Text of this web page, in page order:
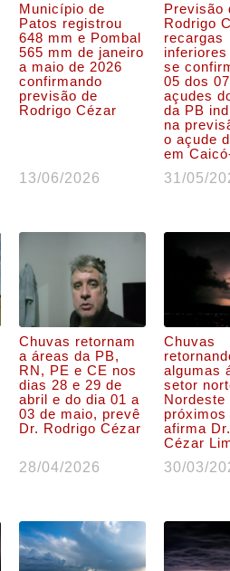
Município de
Patos registrou
648 mm e Pombal
565 mm de janeiro
a maio de 2026
confirmando
previsão de
Rodrigo Cézar
13/06/2026
Previsão
Rodrigo
recargas
inferiores
se
05 dos
açudes
da PB
na
o açude
em
31/05/
Chuvas retornam
a áreas da PB,
RN, PE e CE nos
dias 28 e 29 de
abril e do dia 01 a
03 de maio, prevê
Dr. Rodrigo Cézar
28/04/2026
Chuvas
algumas
setor
Nordeste
próximos
afirma
Cézar
30/03/